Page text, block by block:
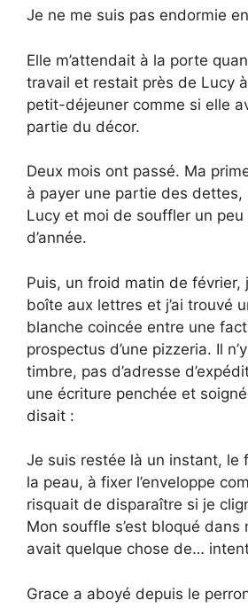
Je ne me suis pas endormie
Elle m’attendait à la porte
travail et restait près de Lucy
petit-déjeuner comme si elle
partie du décor.
Deux mois ont passé. Ma
à payer une partie des dettes,
Lucy et moi de souffler un
d’année.
Puis, un froid matin de février,
boîte aux lettres et j’ai trouvé
blanche coincée entre une
prospectus d’une pizzeria. Il
timbre, pas d’adresse
une écriture penchée et
disait :
Je suis restée là un instant, le
la peau, à fixer l’enveloppe
risquait de disparaître si je
Mon souffle s’est bloqué dans
avait quelque chose de…
Grace a aboyé depuis le